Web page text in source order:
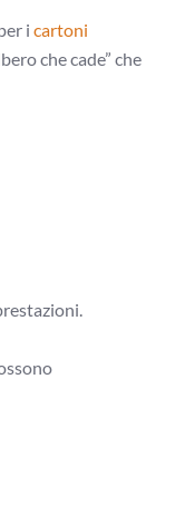
i cartoni
che cade” che